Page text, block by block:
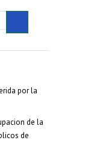
por la
de la
de